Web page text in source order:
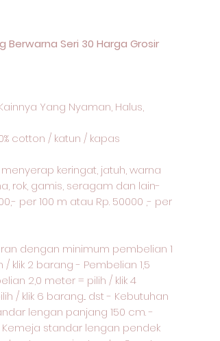
Seri 30 Harga Grosir
Yang Nyaman, Halus,
cotton / katun / kapas
keringat, jatuh, warna
rok, gamis, seragam dan lain-
per 100 m atau Rp. 50000 ,- per
dengan minimum pembelian 1
klik 2 barang - Pembelian 1,5
2,0 meter = pilih / klik 4
/ klik 6 barang... dst - Kebutuhan
lengan panjang 150 cm. -
standar lengan pendek